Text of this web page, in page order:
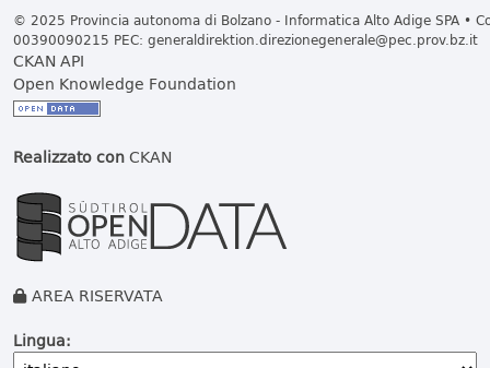
© 2025 Provincia autonoma di Bolzano - Informatica Alto Adige SPA •
00390090215 PEC: generaldirektion.direzionegenerale@pec.prov.bz.it
CKAN API
Open Knowledge Foundation
Realizzato conCKAN
AREA RISERVATA
Lingua